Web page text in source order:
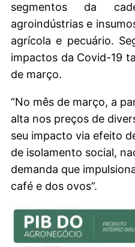
segmentos da
agroindústrias e
agrícola e pecuário.
impactos da Covid-19
de março.
“No mês de março, a
alta nos preços de
seu impacto via efeito
de isolamento social,
demanda que
café e dos ovos”.